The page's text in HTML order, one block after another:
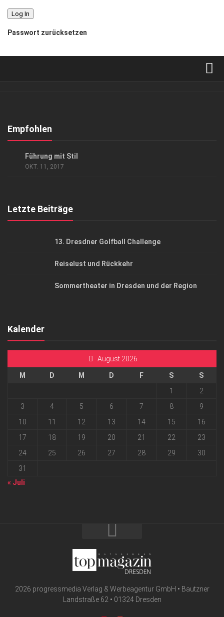
Passwort zurücksetzen
Kontakt, Impressum
Empfohlen
Führung mit Stil
OKT. 11, 2017
Letzte Beiträge
13. Dresdner Golfball Challenge
Reiselust und Rückkehr
Sommertheater in Dresden und der Region
Kalender
August 2026
M D M D F S
S
1
2
3
4 5 6 7 8
9
10
11 12 13 14 15
16
17
18 19 20 21 22
23
24
25 26 27 28 29
30
31
« Juli
2026 progressmedia Verlag & Werbeagentur GmbH • Bautzner
Landstraße 62 • 01324 Dresden